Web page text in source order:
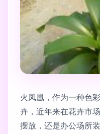
火凤凰，作为一种色
卉，近年来在花卉市
摆放，还是办公场所